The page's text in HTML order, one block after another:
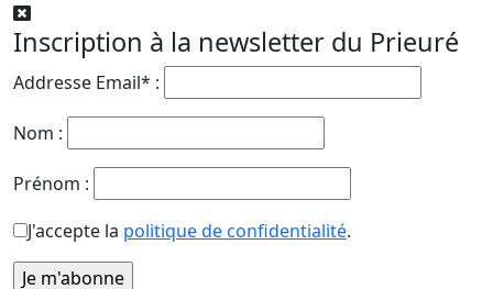
Inscription à la newsletter du Prieuré
Addresse Email* :
Nom :
Prénom :
J'accepte la politique de confidentialité.